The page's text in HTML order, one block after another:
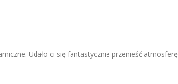
Udało ci się fantastycznie przenieść